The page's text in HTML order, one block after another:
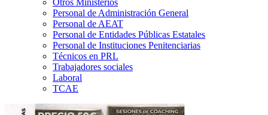
Personal de Administración General
Personal de AEAT
Personal de Entidades Públicas Estatales
Personal de Instituciones Penitenciarias
Técnicos en PRL
Trabajadores sociales
Laboral
TCAE